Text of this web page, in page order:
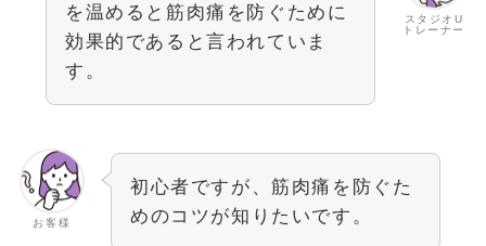
スタジオU
トレーナー
を温めると筋肉痛を防ぐために
効果的であると言われていま
す。
お客様
初心者ですが、筋肉痛を防ぐた
めのコツが知りたいです。